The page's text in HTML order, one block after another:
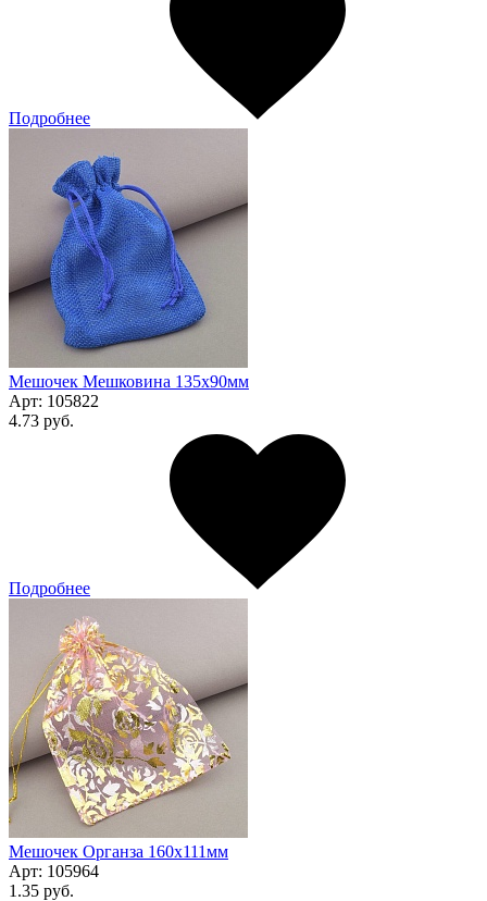
Подробнее
Мешочек Мешковина 135x90мм
Арт: 105822
4.73 руб.
Подробнее
Мешочек Органза 160x111мм
Арт: 105964
1.35 руб.